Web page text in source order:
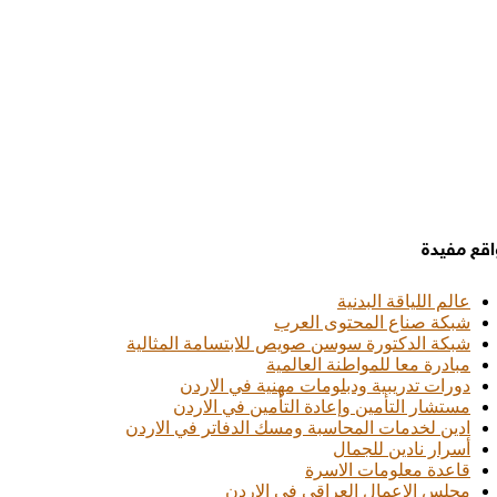
مفيدة
عالم اللياقة البدنية
شبكة صناع المحتوى العرب
شبكة الدكتورة سوسن صويص للابتسامة المثالية
مبادرة معا للمواطنة العالمية
دورات تدريبية ودبلومات مهنية في الاردن
مستشار التأمين وإعادة التأمين في الاردن
ادين لخدمات المحاسبة ومسك الدفاتر في الاردن
أسرار نادين للجمال
قاعدة معلومات الاسرة
مجلس الاعمال العراقي في الاردن